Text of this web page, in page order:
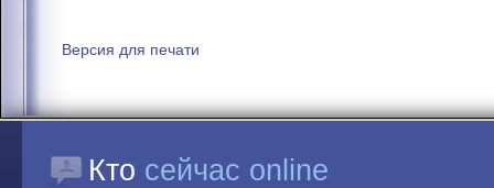
Версия для печати
Кто сейчас online